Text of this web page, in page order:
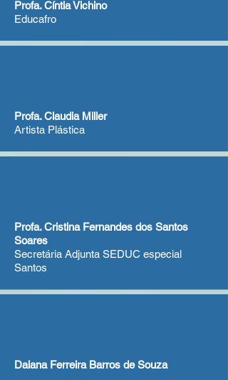
Profa. Cíntia Vichino
Educafro
Profa. Claudia Miller
Artista Plástica
Profa. Cristina Fernandes dos Santos
Soares
Secretária Adjunta SEDUC especial
Santos
Daiana Ferreira Barros de Souza